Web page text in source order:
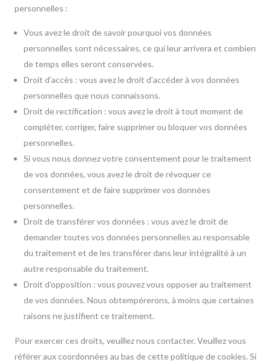
personnelles :
Vous avez le droit de savoir pourquoi vos données
personnelles sont nécessaires, ce qui leur arrivera et combien
de temps elles seront conservées.
Droit d’accès : vous avez le droit d’accéder à vos données
personnelles que nous connaissons.
Droit de rectification : vous avez le droit à tout moment de
compléter, corriger, faire supprimer ou bloquer vos données
personnelles.
Si vous nous donnez votre consentement pour le traitement
de vos données, vous avez le droit de révoquer ce
consentement et de faire supprimer vos données
personnelles.
Droit de transférer vos données : vous avez le droit de
demander toutes vos données personnelles au responsable
du traitement et de les transférer dans leur intégralité à un
autre responsable du traitement.
Droit d’opposition : vous pouvez vous opposer au traitement
de vos données. Nous obtempérerons, à moins que certaines
raisons ne justifient ce traitement.
Pour exercer ces droits, veuillez nous contacter. Veuillez vous
référer aux coordonnées au bas de cette politique de cookies. Si